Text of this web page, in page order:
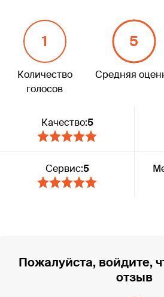
1
Количество
голосов
5
Средняя
Качество:5
Сервис:5
Пожалуйста, войдите,
отзыв